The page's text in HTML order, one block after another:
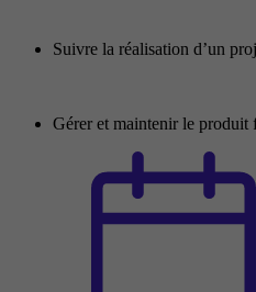
Suivre la réalisation d’un
Gérer et maintenir le produit